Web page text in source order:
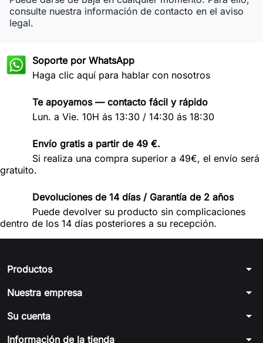
consulte nuestra información de contacto en el aviso
legal.
Soporte por WhatsApp
Haga clic aquí para hablar con nosotros
Te apoyamos — contacto fácil y rápido
Lun. a Vie. 10H ás 13:30 / 14:30 ás 18:30
Envío gratis a partir de 49 €.
Si realiza una compra superior a 49€, el envío será
gratuito.
Devoluciones de 14 días / Garantía de 2 años
Puede devolver su producto sin complicaciones
dentro de los 14 días posteriores a su recepción.
Productos arrow_drop_down
Nuestra empresa arrow_drop_down
Su cuenta arrow_drop_down
Información de la tienda arrow_drop_down